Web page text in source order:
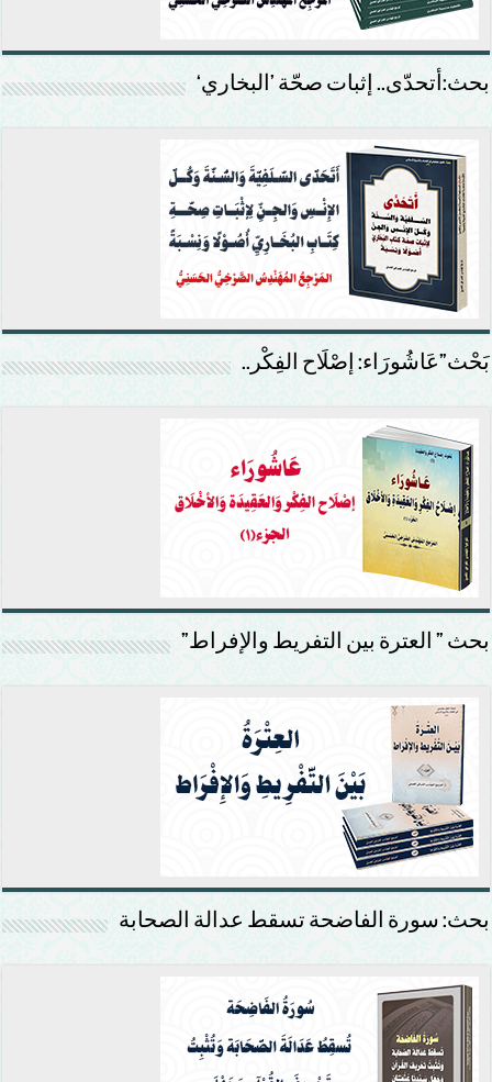
بحث:أتحدّى.. إثبات صحّة ’البخاري‘
بَحْث”عَاشُورَاء: إصْلَاح الفِكْر..
بحث ” العترة بين التفريط والإفراط”
بحث: سورة الفاضحة تسقط عدالة الصحابة